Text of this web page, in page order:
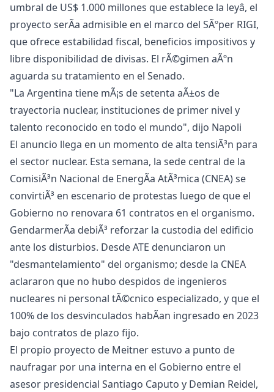
umbral de US$ 1.000 millones que establece la leyâ, el
proyecto serÃ­a admisible en el marco del SÃºper RIGI,
que ofrece estabilidad fiscal, beneficios impositivos y
libre disponibilidad de divisas. El rÃ©gimen aÃºn
aguarda su tratamiento en el Senado.
"La Argentina tiene mÃ¡s de setenta aÃ±os de
trayectoria nuclear, instituciones de primer nivel y
talento reconocido en todo el mundo", dijo Napoli
El anuncio llega en un momento de alta tensiÃ³n para
el sector nuclear. Esta semana, la sede central de la
ComisiÃ³n Nacional de EnergÃ­a AtÃ³mica (CNEA) se
convirtiÃ³ en escenario de protestas luego de que el
Gobierno no renovara 61 contratos en el organismo.
GendarmerÃ­a debiÃ³ reforzar la custodia del edificio
ante los disturbios. Desde ATE denunciaron un
"desmantelamiento" del organismo; desde la CNEA
aclararon que no hubo despidos de ingenieros
nucleares ni personal tÃ©cnico especializado, y que el
100% de los desvinculados habÃ­an ingresado en 2023
bajo contratos de plazo fijo.
El propio proyecto de Meitner estuvo a punto de
naufragar por una interna en el Gobierno entre el
asesor presidencial Santiago Caputo y Demian Reidel,